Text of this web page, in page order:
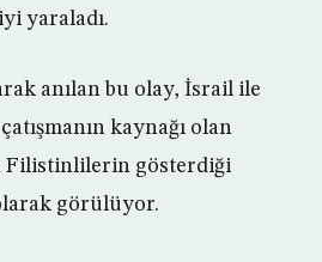
yaraladı.
anılan bu olay, İsrail ile
kaynağı olan
Filistinlilerin gösterdiği
görülüyor.